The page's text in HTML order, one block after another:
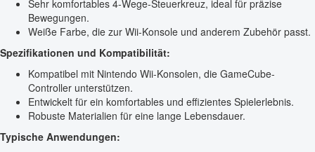
Sehr komfortables 4-Wege-Steuerkreuz, ideal für präzise
Bewegungen.
Weiße Farbe, die zur Wii-Konsole und anderem Zubehör passt.
Spezifikationen und Kompatibilität:
Kompatibel mit Nintendo Wii-Konsolen, die GameCube-
Controller unterstützen.
Entwickelt für ein komfortables und effizientes Spielerlebnis.
Robuste Materialien für eine lange Lebensdauer.
Typische Anwendungen: